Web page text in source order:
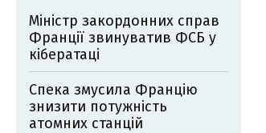
Міністр закордонних справ
Франції звинуватив ФСБ у
кібератаці
Спека змусила Францію
знизити потужність
атомних станцій